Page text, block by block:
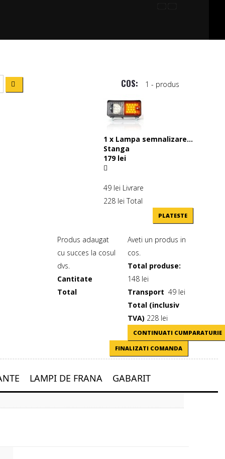
COS: 1 - produs
1 x Lampa semnalizare...
Stanga
179 lei
49 lei Livrare
228 lei Total
PLATESTE
Produs adaugat
cu succes la cosul
dvs.
Cantitate
Total
Aveti un produs in
cos.
Total produse:
148 lei
Transport 49 lei
Total (inclusiv
TVA) 228 lei
CONTINUATI CUMPARATURIE
FINALIZATI COMANDA
LAMPI DE FRANA GABARIT